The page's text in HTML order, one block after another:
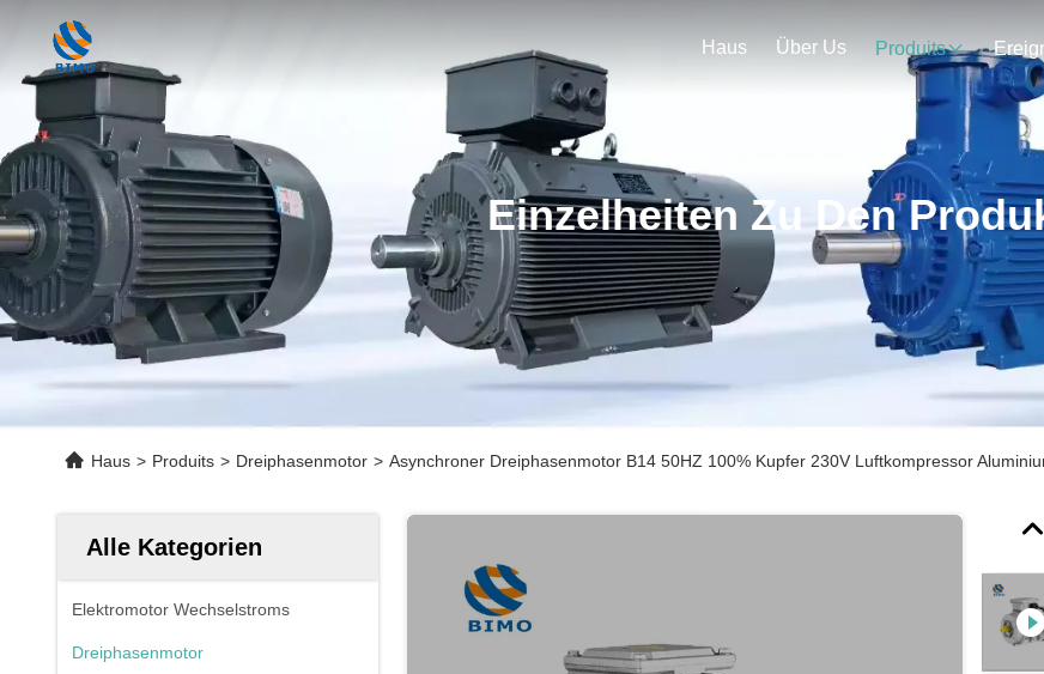
Haus Über Us Produits
Einzelheiten Zu Den
Haus > Produits > Dreiphasenmotor > Asynchroner Dreiphasenmotor B14 50HZ 100% Kupfer 230V Luftkompressor
Alle Kategorien
Elektromotor Wechselstroms
Dreiphasenmotor